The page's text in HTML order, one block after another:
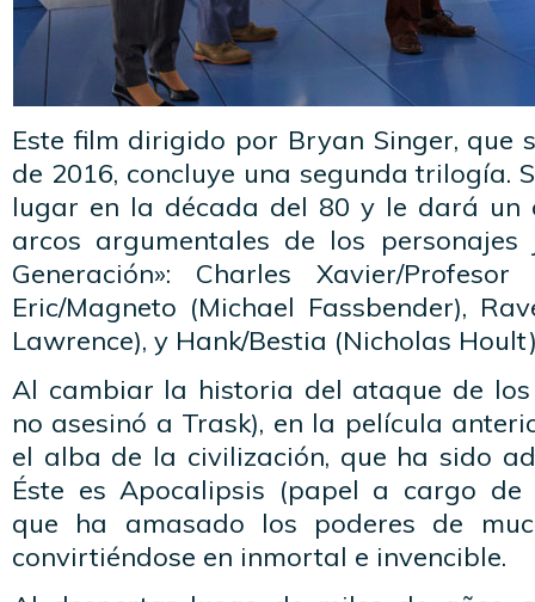
Este film dirigido por Bryan Singer, que
de 2016, concluye una segunda trilogía.
lugar en la década del 80 y le dará un
arcos argumentales de los personajes
Generación»: Charles Xavier/
Eric/Magneto (Michael Fassbender),
Lawrence), y Hank/Bestia (Nicholas
Al cambiar la historia del ataque de los
no asesinó a Trask), en la película
el alba de la civilización, que ha sido
Éste es Apocalipsis (papel a cargo de
que ha amasado los poderes de
convirtiéndose en inmortal e invencible.